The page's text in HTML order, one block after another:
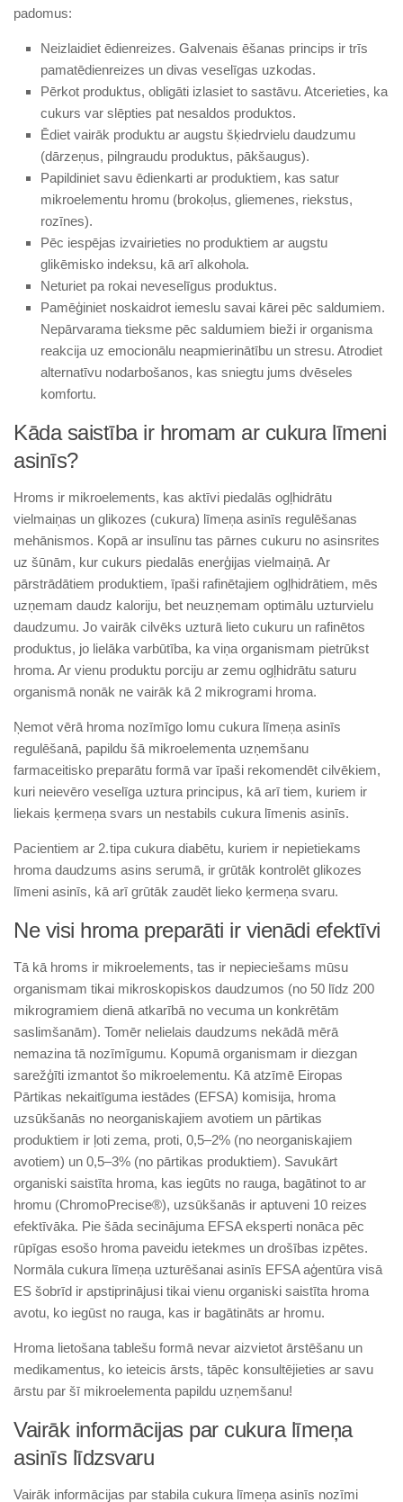
padomus:
Neizlaidiet ēdienreizes. Galvenais ēšanas princips ir trīs
pamatēdienreizes un divas veselīgas uzkodas.
Pērkot produktus, obligāti izlasiet to sastāvu. Atcerieties, ka
cukurs var slēpties pat nesaldos produktos.
Ēdiet vairāk produktu ar augstu šķiedrvielu daudzumu
(dārzeņus, pilngraudu produktus, pākšaugus).
Papildiniet savu ēdienkarti ar produktiem, kas satur
mikroelementu hromu (brokoļus, gliemenes, riekstus,
rozīnes).
Pēc iespējas izvairieties no produktiem ar augstu
glikēmisko indeksu, kā arī alkohola.
Neturiet pa rokai neveselīgus produktus.
Pamēģiniet noskaidrot iemeslu savai kārei pēc saldumiem.
Nepārvarama tieksme pēc saldumiem bieži ir organisma
reakcija uz emocionālu neapmierinātību un stresu. Atrodiet
alternatīvu nodarbošanos, kas sniegtu jums dvēseles
komfortu.
Kāda saistība ir hromam ar cukura līmeni
asinīs?
Hroms ir mikroelements, kas aktīvi piedalās ogļhidrātu
vielmaiņas un glikozes (cukura) līmeņa asinīs regulēšanas
mehānismos. Kopā ar insulīnu tas pārnes cukuru no asinsrites
uz šūnām, kur cukurs piedalās enerģijas vielmaiņā. Ar
pārstrādātiem produktiem, īpaši rafinētajiem ogļhidrātiem, mēs
uzņemam daudz kaloriju, bet neuzņemam optimālu uzturvielu
daudzumu. Jo vairāk cilvēks uzturā lieto cukuru un rafinētos
produktus, jo lielāka varbūtība, ka viņa organismam pietrūkst
hroma. Ar vienu produktu porciju ar zemu ogļhidrātu saturu
organismā nonāk ne vairāk kā 2 mikrogrami hroma.
Ņemot vērā hroma nozīmīgo lomu cukura līmeņa asinīs
regulēšanā, papildu šā mikroelementa uzņemšanu
farmaceitisko preparātu formā var īpaši rekomendēt cilvēkiem,
kuri neievēro veselīga uztura principus, kā arī tiem, kuriem ir
liekais ķermeņa svars un nestabils cukura līmenis asinīs.
Pacientiem ar 2. tipa cukura diabētu, kuriem ir nepietiekams
hroma daudzums asins serumā, ir grūtāk kontrolēt glikozes
līmeni asinīs, kā arī grūtāk zaudēt lieko ķermeņa svaru.
Ne visi hroma preparāti ir vienādi efektīvi
Tā kā hroms ir mikroelements, tas ir nepieciešams mūsu
organismam tikai mikroskopiskos daudzumos (no 50 līdz 200
mikrogramiem dienā atkarībā no vecuma un konkrētām
saslimšanām). Tomēr nelielais daudzums nekādā mērā
nemazina tā nozīmīgumu. Kopumā organismam ir diezgan
sarežģīti izmantot šo mikroelementu. Kā atzīmē Eiropas
Pārtikas nekaitīguma iestādes (EFSA) komisija, hroma
uzsūkšanās no neorganiskajiem avotiem un pārtikas
produktiem ir ļoti zema, proti, 0,5–2% (no neorganiskajiem
avotiem) un 0,5–3% (no pārtikas produktiem). Savukārt
organiski saistīta hroma, kas iegūts no rauga, bagātinot to ar
hromu (ChromoPrecise®), uzsūkšanās ir aptuveni 10 reizes
efektīvāka. Pie šāda secinājuma EFSA eksperti nonāca pēc
rūpīgas esošo hroma paveidu ietekmes un drošības izpētes.
Normāla cukura līmeņa uzturēšanai asinīs EFSA aģentūra visā
ES šobrīd ir apstiprinājusi tikai vienu organiski saistīta hroma
avotu, ko iegūst no rauga, kas ir bagātināts ar hromu.
Hroma lietošana tablešu formā nevar aizvietot ārstēšanu un
medikamentus, ko ieteicis ārsts, tāpēc konsultējieties ar savu
ārstu par šī mikroelementa papildu uzņemšanu!
Vairāk informācijas par cukura līmeņa
asinīs līdzsvaru
Vairāk informācijas par stabila cukura līmeņa asinīs nozīmi